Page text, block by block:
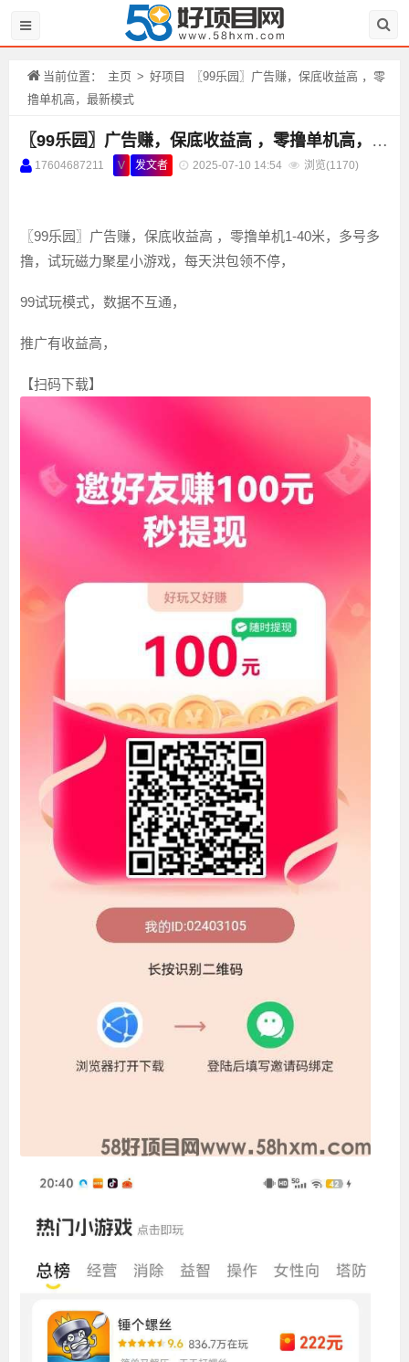
当前位置： 主页 > 好项目
〖99乐园〗广告赚，保底收益高 ，零
撸单机高，最新模式
〖99乐园〗广告赚，保底收益高 ，零撸单机高，最新模式
17604687211 V 发文者 2025-07-10 14:54 浏览(1170)
〖99乐园〗广告赚，保底收益高 ，零撸单机1-40米，多号多
撸，试玩磁力聚星小游戏，每天洪包领不停，
99试玩模式，数据不互通，
推广有收益高，
【扫码下载】